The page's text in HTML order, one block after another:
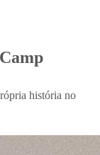
história no